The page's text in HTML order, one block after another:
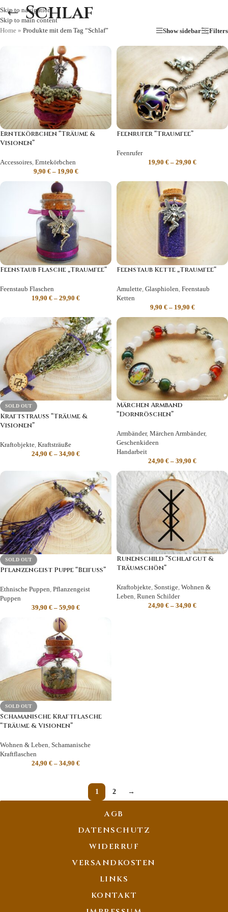
Skip to navigation
Skip to main content
Schlaf
Home » Produkte mit dem Tag “Schlaf” Show sidebar Filters
Erntekörbchen “Träume &
Visionen”
Accessoires, Erntekörbchen
9,90 €– 19,90 €
Feenrufer “Traumfee”
Feenrufer
19,90 € – 29,90 €
Feenstaub Flasche „Traumfee“
Feenstaub Flaschen
19,90 € – 29,90 €
Feenstaub Kette „Traumfee“
Amulette Glasphiolen Feenstaub
Ketten
9,90 €– 19,90 €
SOLD OUT
Kraftstrauß “Träume &
Visionen”
Kraftobjekte Kraftsträuße
24,90 € – 34,90 €
Märchen Armband
“Dornröschen”
Armbänder, Märchen Armbänder,
Geschenkideen
Handarbeit
24,90 € – 39,90 €
SOLD OUT
Pflanzengeist Puppe “Beifuß”
Ethnische Puppen, Pflanzengeist
Puppen
39,90 € – 59,90 €
Runenschild “Schlafgut &
Träumschön”
Kraftobjekte, Sonstige, Wohnen &
Leben, Runen Schilder
24,90 € – 34,90 €
SOLD OUT
Schamanische Kraftflasche
“Träume & Visionen”
Wohnen & Leben, Schamanische
Kraftflaschen
24,90 € – 34,90 €
1 2 →
AGB
DATENSCHUTZ
WIDERRUF
VERSANDKOSTEN
LINKS
KONTAKT